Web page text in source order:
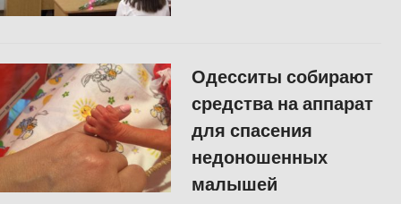
Одесситы собирают
средства на аппарат
для спасения
недоношенных
малышей